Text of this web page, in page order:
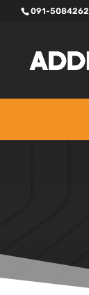
091-5084262